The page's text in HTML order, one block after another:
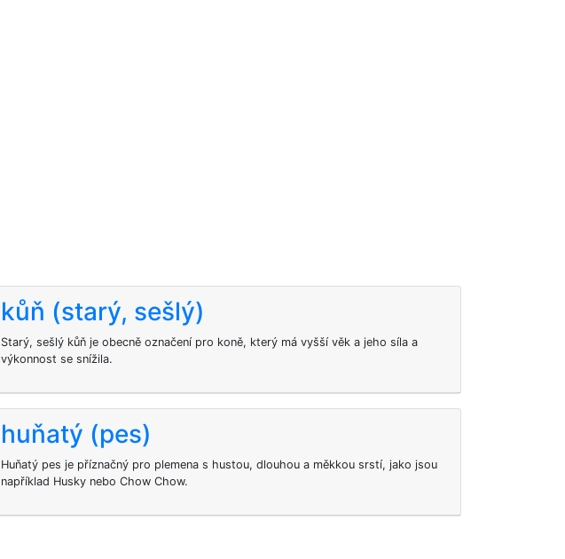
kůň (starý, sešlý)
Starý, sešlý kůň je obecně označení pro koně, který má vyšší věk a jeho síla a
výkonnost se snížila.
huňatý (pes)
Huňatý pes je příznačný pro plemena s hustou, dlouhou a měkkou srstí, jako jsou
například Husky nebo Chow Chow.